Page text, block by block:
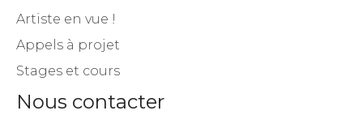
Artiste en vue !
Appels à projet
Stages et cours
Nous contacter